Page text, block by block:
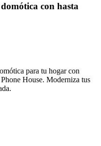
con hasta
para tu hogar con
House. Moderniza tus